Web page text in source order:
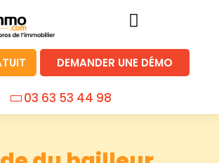
DEMANDER UNE DÉMO
03 63 53 44 98